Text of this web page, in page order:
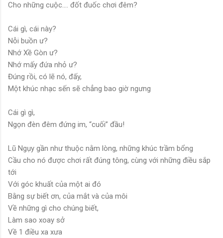
Cho những cuộc…. đốt đuốc chơi đêm?
Cái gì, cái này?
Nỗi buồn ư?
Nhớ Xề Gòn ư?
Nhớ mấy đứa nhỏ ư?
Đúng rồi, có lẽ nó, đấy,
Một khúc nhạc sến sẽ chẳng bao giờ ngưng
Cái gì gì,
Ngọn đèn đêm đứng im, “cuối” đầu!
Lũ Ngụy gần như thuộc nằm lòng, những khúc trầm bổng
Cầu cho nó được chơi rất đúng tông, cùng với những điều sắp
tới
Với góc khuất của một ai đó
Bằng sự biết ơn, của mắt và của môi
Về những gì cho chúng biết,
Làm sao xoay sở
Về 1 điều xa xưa